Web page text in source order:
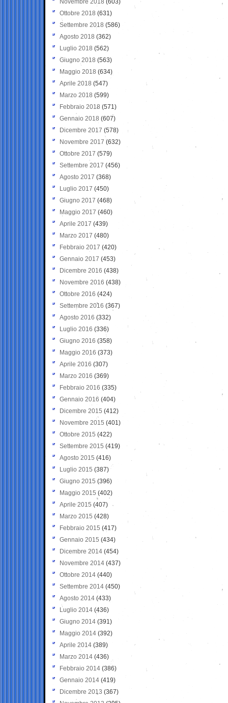
Novembre 2018 (603)
Ottobre 2018 (631)
Settembre 2018 (586)
Agosto 2018 (362)
Luglio 2018 (562)
Giugno 2018 (563)
Maggio 2018 (634)
Aprile 2018 (547)
Marzo 2018 (599)
Febbraio 2018 (571)
Gennaio 2018 (607)
Dicembre 2017 (578)
Novembre 2017 (632)
Ottobre 2017 (579)
Settembre 2017 (456)
Agosto 2017 (368)
Luglio 2017 (450)
Giugno 2017 (468)
Maggio 2017 (460)
Aprile 2017 (439)
Marzo 2017 (480)
Febbraio 2017 (420)
Gennaio 2017 (453)
Dicembre 2016 (438)
Novembre 2016 (438)
Ottobre 2016 (424)
Settembre 2016 (367)
Agosto 2016 (332)
Luglio 2016 (336)
Giugno 2016 (358)
Maggio 2016 (373)
Aprile 2016 (307)
Marzo 2016 (369)
Febbraio 2016 (335)
Gennaio 2016 (404)
Dicembre 2015 (412)
Novembre 2015 (401)
Ottobre 2015 (422)
Settembre 2015 (419)
Agosto 2015 (416)
Luglio 2015 (387)
Giugno 2015 (396)
Maggio 2015 (402)
Aprile 2015 (407)
Marzo 2015 (428)
Febbraio 2015 (417)
Gennaio 2015 (434)
Dicembre 2014 (454)
Novembre 2014 (437)
Ottobre 2014 (440)
Settembre 2014 (450)
Agosto 2014 (433)
Luglio 2014 (436)
Giugno 2014 (391)
Maggio 2014 (392)
Aprile 2014 (389)
Marzo 2014 (436)
Febbraio 2014 (386)
Gennaio 2014 (419)
Dicembre 2013 (367)